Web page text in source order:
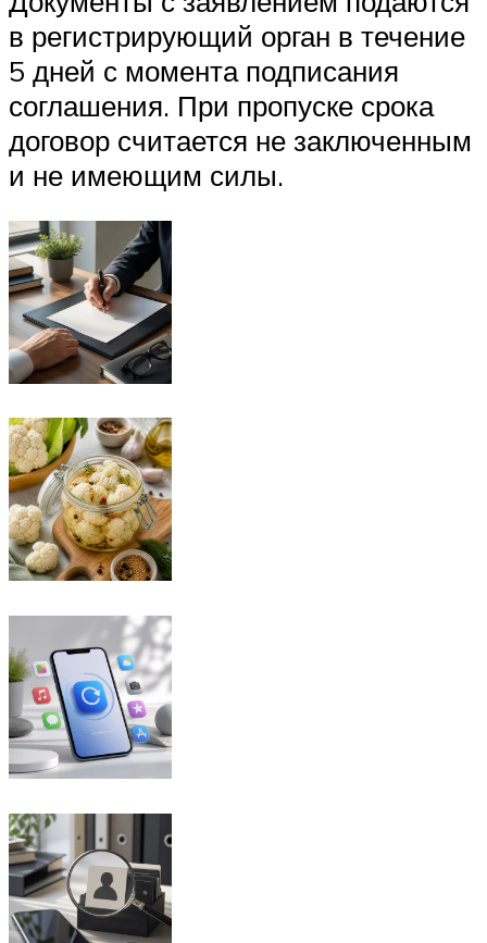
в регистрирующий орган в течение
5 дней с момента подписания
соглашения. При пропуске срока
договор считается не заключенным
и не имеющим силы.